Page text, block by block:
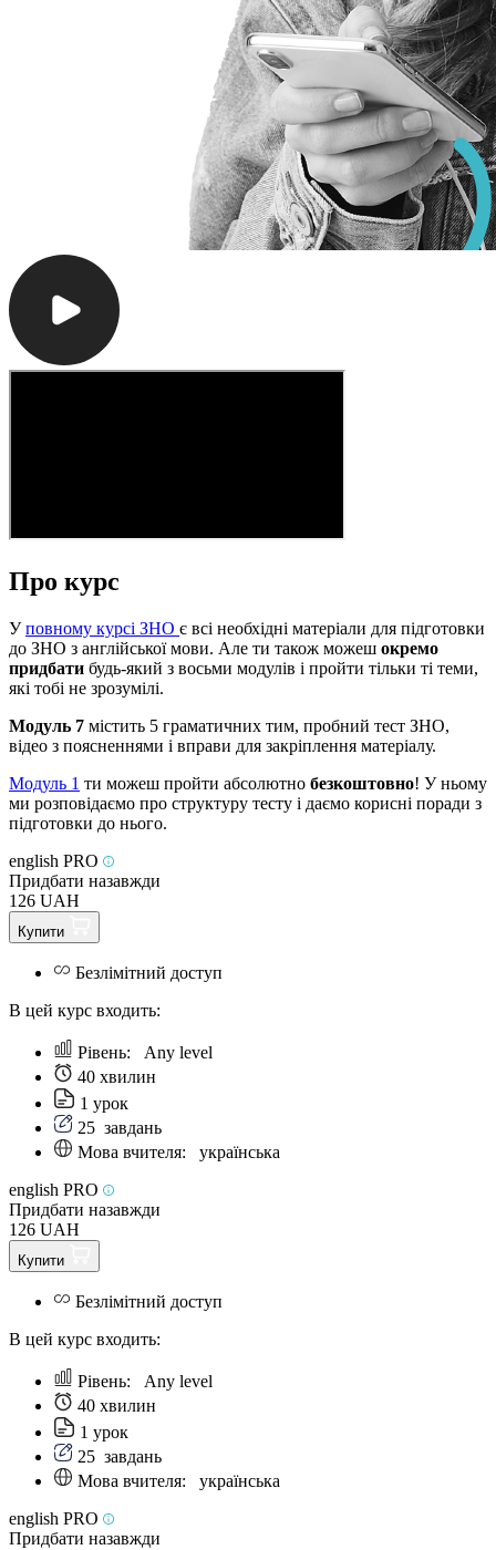
Про курс
Уповному курсі ЗНО є всі необхідні матеріали для підготовки
до ЗНО з англійської мови. Але ти також можеш окремо
придбати будь-який з восьми модулів і пройти тільки ті теми,
які тобі не зрозумілі.
Модуль 7 містить 5 граматичних тим, пробний тест ЗНО,
відео з поясненнями і вправи для закріплення матеріалу.
Модуль 1 ти можеш пройти абсолютно безкоштовно! У ньому
ми розповідаємо про структуру тесту і даємо корисні поради з
підготовки до нього.
english PRO
Придбати назавжди
126 UAH
Купити
Безлімітний доступ
В цей курс входить:
Рівень: Any level
40 хвилин
1 урок
25 завдань
Мова вчителя: українська
english PRO
Придбати назавжди
126 UAH
Купити
Безлімітний доступ
В цей курс входить:
Рівень: Any level
40 хвилин
1 урок
25 завдань
Мова вчителя: українська
english PRO
Придбати назавжди